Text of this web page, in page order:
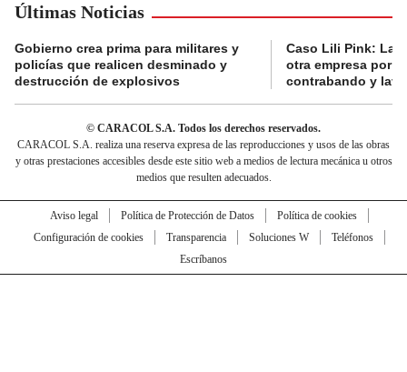
Últimas Noticias
Gobierno crea prima para militares y
policías que realicen desminado y
destrucción de explosivos
Caso Lili Pink: La
otra empresa por
contrabando y
© CARACOL S.A. Todos los derechos reservados.
CARACOL S.A. realiza una reserva expresa de las reproducciones y usos de las obras
y otras prestaciones accesibles desde este sitio web a medios de lectura mecánica u otros
medios que resulten adecuados.
Aviso legal Política de Protección de Datos
Política de cookies
Configuración de cookies
Transparencia Soluciones W
Teléfonos
Escríbanos